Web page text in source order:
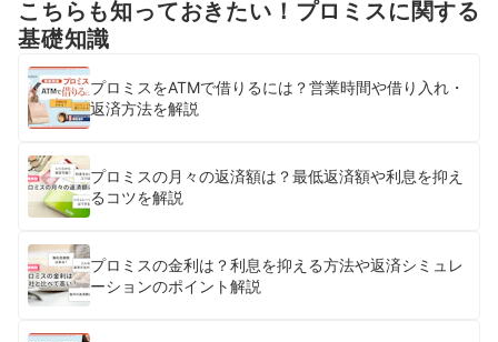
こちらも知っておきたい！プロミスに関する
基礎知識
プロミスをATMで借りるには？営業時間や借り入れ・
返済方法を解説
プロミスの月々の返済額は？最低返済額や利息を抑え
るコツを解説
プロミスの金利は？利息を抑える方法や返済シミュレ
ーションのポイント解説